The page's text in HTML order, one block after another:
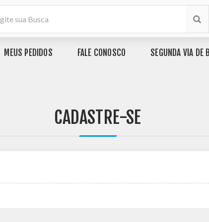
MEUS PEDIDOS FALE CONOSCO SEGUNDA VIA DE
CADASTRE-SE